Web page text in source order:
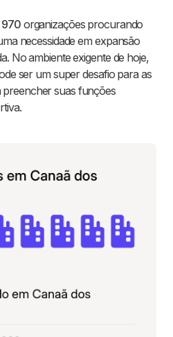
970organizações procurando
necessidade em expansão
No ambiente exigente de hoje,
ser um super desafio para as
suas funções